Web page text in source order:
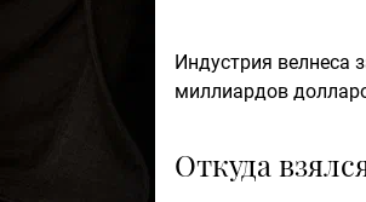
Индустрия велнеса
миллиардов
Откуда